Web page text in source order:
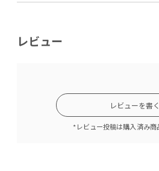
レビュー
レビューを書く
*レビュー投稿は購入済み商